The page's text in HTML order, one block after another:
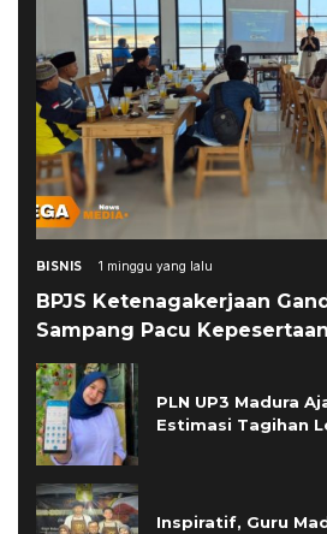
BISNIS 1 minggu yang lalu
BPJS Ketenagakerjaan
Sampang Pacu
PLN UP3 Madura
Estimasi Tagihan
Inspiratif, Guru